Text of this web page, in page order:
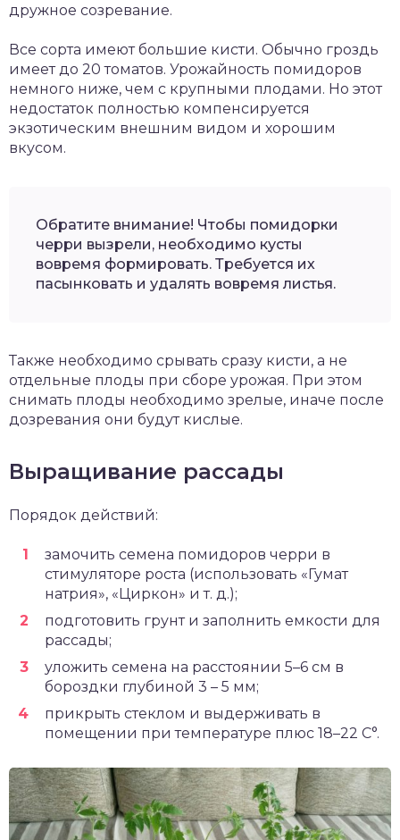
дружное созревание.
Все сорта имеют большие кисти. Обычно гроздь
имеет до 20 томатов. Урожайность помидоров
немного ниже, чем с крупными плодами. Но этот
недостаток полностью компенсируется
экзотическим внешним видом и хорошим
вкусом.
Обратите внимание! Чтобы помидорки
черри вызрели, необходимо кусты
вовремя формировать. Требуется их
пасынковать и удалять вовремя листья.
Также необходимо срывать сразу кисти, а не
отдельные плоды при сборе урожая. При этом
снимать плоды необходимо зрелые, иначе после
дозревания они будут кислые.
Выращивание рассады
Порядок действий:
замочить семена помидоров черри в
стимуляторе роста (использовать «Гумат
натрия», «Циркон» и т. д.);
подготовить грунт и заполнить емкости для
рассады;
уложить семена на расстоянии 5–6 см в
бороздки глубиной 3 – 5 мм;
прикрыть стеклом и выдерживать в
помещении при температуре плюс 18–22 С°.